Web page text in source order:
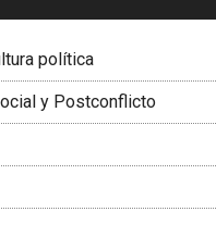
Vicepresidenta
política
y Postconflicto